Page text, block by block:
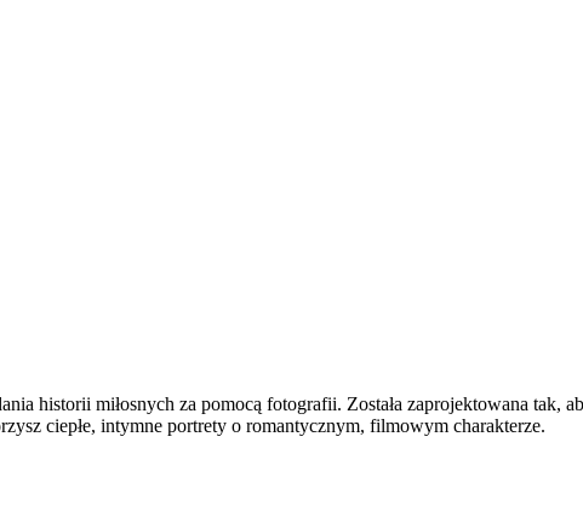
historii miłosnych za pomocą fotografii. Została zaprojektowana tak,
ciepłe, intymne portrety o romantycznym, filmowym charakterze.